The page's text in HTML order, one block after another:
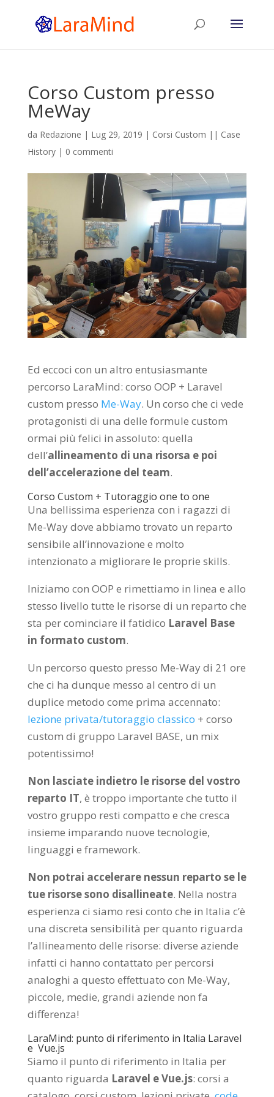
Corso Custom presso
MeWay
da Redazione | Lug 29, 2019 | Corsi Custom || Case
History| 0 commenti
Ed eccoci con un altro entusiasmante
percorso LaraMind: corso OOP + Laravel
custom presso Me-Way. Un corso che ci vede
protagonisti di una delle formule custom
ormai più felici in assoluto: quella
dell’allineamento di una risorsa e poi
dell’accelerazione del team.
Corso Custom + Tutoraggio one to one
Una bellissima esperienza con i ragazzi di
Me-Way dove abbiamo trovato un reparto
sensibile all’innovazione e molto
intenzionato a migliorare le proprie skills.
Iniziamo con OOP e rimettiamo in linea e allo
stesso livello tutte le risorse di un reparto che
sta per cominciare il fatidico Laravel Base
in formato custom.
Un percorso questo presso Me-Way di 21 ore
che ci ha dunque messo al centro di un
duplice metodo come prima accennato:
lezione privata/tutoraggio classico + corso
custom di gruppo Laravel BASE, un mix
potentissimo!
Non lasciate indietro le risorse del vostro
reparto IT, è troppo importante che tutto il
vostro gruppo resti compatto e che cresca
insieme imparando nuove tecnologie,
linguaggi e framework.
Non potrai accelerare nessun reparto se le
tue risorse sono disallineate. Nella nostra
esperienza ci siamo resi conto che in Italia c’è
una discreta sensibilità per quanto riguarda
l’allineamento delle risorse: diverse aziende
infatti ci hanno contattato per percorsi
analoghi a questo effettuato con Me-Way,
piccole, medie, grandi aziende non fa
differenza!
LaraMind: punto di riferimento in Italia Laravel
e Vue.js
Siamo il punto di riferimento in Italia per
quanto riguarda Laravel e Vue.js: corsi a